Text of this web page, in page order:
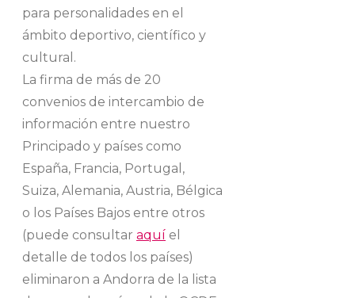
para personalidades en el
ámbito deportivo, científico y
cultural.
La firma de más de 20
convenios de intercambio de
información entre nuestro
Principado y países como
España, Francia, Portugal,
Suiza, Alemania, Austria, Bélgica
o los Países Bajos entre otros
(puede consultar aquí el
detalle de todos los países)
eliminaron a Andorra de la lista